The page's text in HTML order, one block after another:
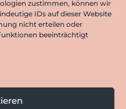
zustimmen, können wir
IDs auf dieser Website
nicht erteilen oder
beeinträchtigt